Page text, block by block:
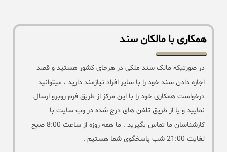
همکاری با مالکان سند
در صورتیکه مالک سند ملکی در هرجای کشور هستید و قصد
اجاره دادن سند خود را با سایر افراد نیازمند دارید ، میتوانید
درخواست همکاری خود را با این مرکز از طریق فرم روبرو ارسال
نمایید و یا از طریق تلفن های درج شده در وب سایت با
کارشناسان ما تماس بگیرید . ما همه روزه از ساعت 8:00 صبح
لغایت 21:00 شب پاسخگوی شما هستیم .